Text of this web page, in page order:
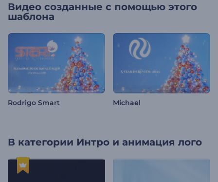
Видео созданные с помощью этого
шаблона
Rodrigo Smart Michael
В категории Интро и анимация лого